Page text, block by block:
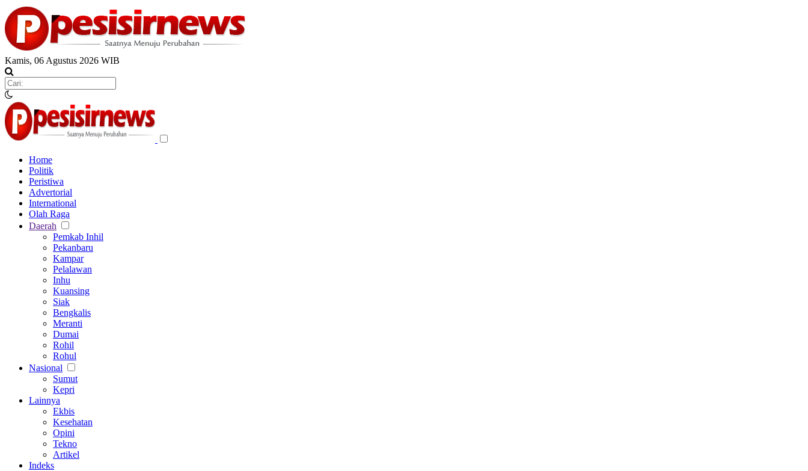
Kamis, 06 Agustus 2026 WIB
Home
Politik
Peristiwa
Advertorial
International
Olah Raga
Daerah
Pemkab Inhil
Pekanbaru
Kampar
Pelalawan
Inhu
Kuansing
Siak
Bengkalis
Meranti
Dumai
Rohil
Rohul
Nasional
Sumut
Kepri
Lainnya
Ekbis
Kesehatan
Opini
Tekno
Artikel
Indeks